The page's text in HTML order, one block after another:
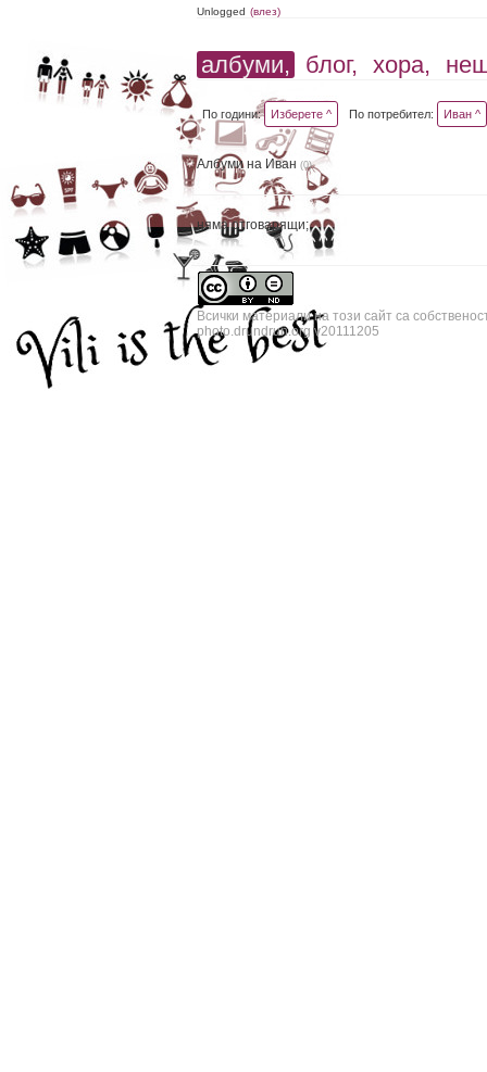
Unlogged (влез)
албуми, блог, хора,
По години: Изберете ^ По потребител: Иван ^
Албуми на Иван(0)
няма отговарящи;
Всички материали на този сайт са
photo.drundrun.org v20111205